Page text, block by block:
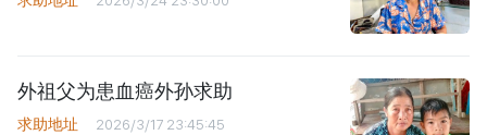
外祖父为患血癌外孙求助
求助地址 2026/3/17 23:45:45